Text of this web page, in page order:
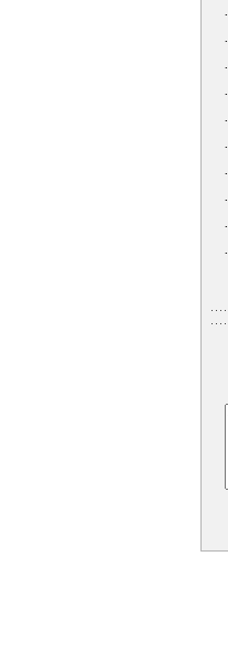
·
·
·
·
·
·
·
·
·
·